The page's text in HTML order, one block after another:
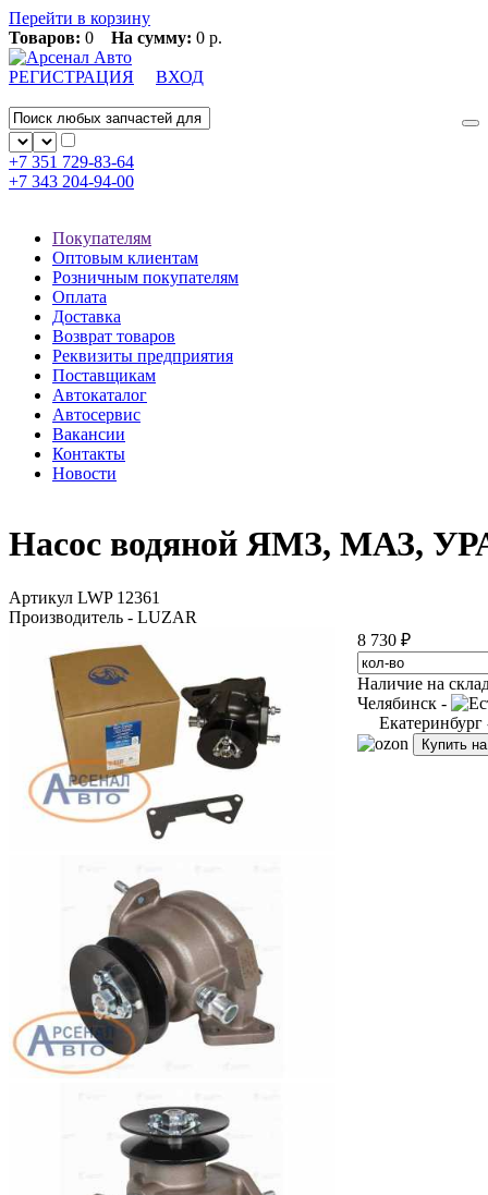
Перейти в корзину
Товаров: 0 На сумму: 0 р.
РЕГИСТРАЦИЯ ВХОД
+7 351 729-83-64
+7 343 204-94-00
Покупателям
Оптовым клиентам
Розничным покупателям
Оплата
Доставка
Возврат товаров
Реквизиты предприятия
Поставщикам
Автокаталог
Автосервис
Вакансии
Контакты
Новости
Насос водяной ЯМЗ, МАЗ,
Артикул LWP 12361
Производитель - LUZAR
8 730 ₽
Наличие на
Челябинск -
Купить